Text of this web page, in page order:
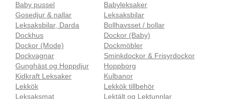
Baby pussel
Babyleksaker
Gosedjur & nallar
Leksaksbilar
Leksaksbilar, Darda
Bollhavsset / bollar
Dockhus
Dockor (Baby)
Dockor (Mode)
Dockmöbler
Dockvagnar
Sminkdockor & Frisyrdockor
Gunghäst og Hoppdjur
Hoppborg
Kidkraft Leksaker
Kulbanor
Lekkök
Lekkök tillbehör
Leksaksmat
Lektält og Lektunnlar